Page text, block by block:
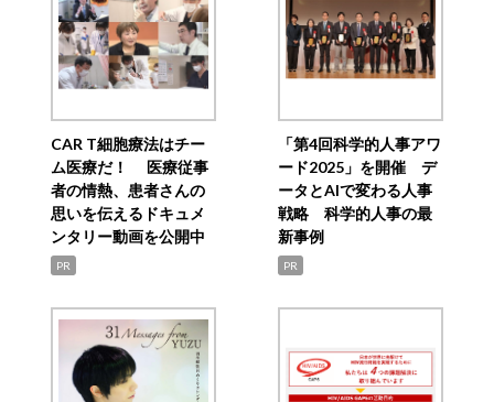
CAR T細胞療法はチー
ム医療だ！ 医療従事
者の情熱、患者さんの
思いを伝えるドキュメ
ンタリー動画を公開中
PR
「第4回科学的人事アワ
ード2025」を開催 デ
ータとAIで変わる人事
戦略 科学的人事の最
新事例
PR